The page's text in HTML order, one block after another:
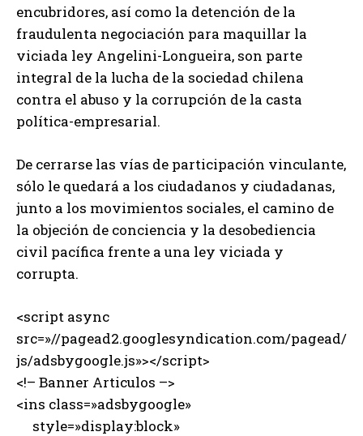
encubridores, así como la detención de la
fraudulenta negociación para maquillar la
viciada ley Angelini-Longueira, son parte
integral de la lucha de la sociedad chilena
contra el abuso y la corrupción de la casta
política-empresarial.
De cerrarse las vías de participación vinculante,
sólo le quedará a los ciudadanos y ciudadanas,
junto a los movimientos sociales, el camino de
la objeción de conciencia y la desobediencia
civil pacífica frente a una ley viciada y
corrupta.
<script async
src=»//pagead2.googlesyndication.com/pagead/
js/adsbygoogle.js»></script>
<!– Banner Articulos –>
<ins class=»adsbygoogle»
style=»display:block»